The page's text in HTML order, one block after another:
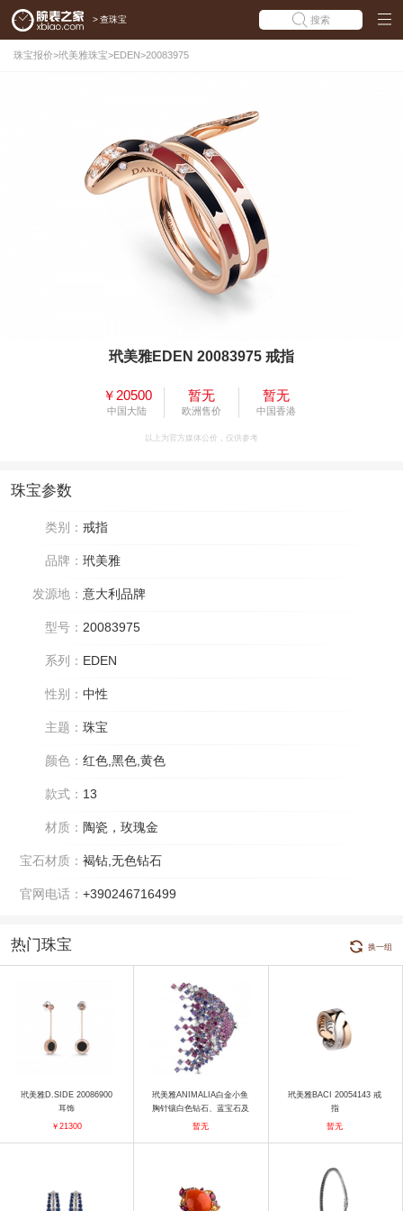
> 查珠宝 搜索
珠宝报价>玳美雅珠宝>EDEN>20083975
玳美雅EDEN 20083975 戒指
￥20500
中国大陆
暂无
欧洲售价
暂无
中国香港
以上为官方媒体公价，仅供参考
珠宝参数
类别： 戒指
品牌： 玳美雅
发源地： 意大利品牌
型号： 20083975
系列： EDEN
性别： 中性
主题： 珠宝
颜色： 红色,黑色,黄色
款式： 13
材质： 陶瓷，玫瑰金
宝石材质： 褐钻,无色钻石
官网电话： +390246716499
热门珠宝 换一组
玳美雅D.SIDE 20086900
耳饰
￥21300
玳美雅ANIMALIA白金小鱼
胸针镶白色钻石、蓝宝石及
玫瑰榴石 胸针
暂无
玳美雅BACI 20054143 戒
指
暂无